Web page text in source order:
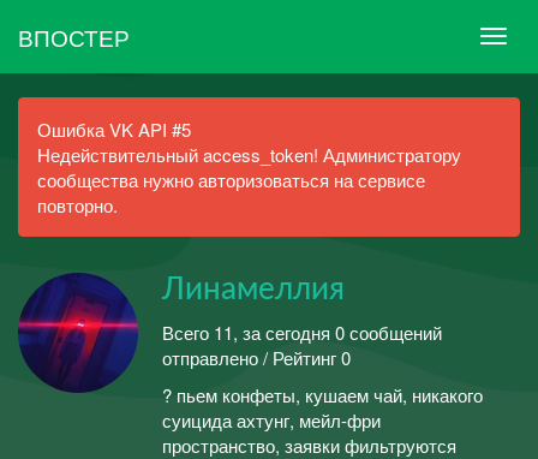
ВПОСТЕР
Ошибка VK API #5
Недействительный access_token! Администратору
сообщества нужно авторизоваться на сервисе
повторно.
Линамеллия
Всего 11, за сегодня 0 сообщений
отправлено / Рейтинг 0
? пьем конфеты, кушаем чай, никакого
суицида ахтунг, мейл-фри
пространство, заявки фильтруются